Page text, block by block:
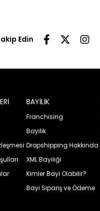
Edin
BAYİLİK
Franchising
Bayilik
Dropshipping Hakkında
XML Bayiliği
Kimler Bayi Olabilir?
Bayi Sipariş ve Ödeme